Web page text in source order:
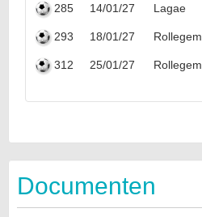
285 14/01/27 Lagae
293 18/01/27 Rollegem
312 25/01/27 Rollegem
Documenten